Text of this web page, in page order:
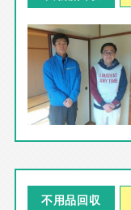
不用品回収